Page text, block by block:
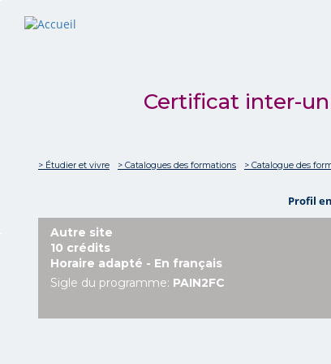
Certificat inter-
> Étudier et vivre > Catalogues des formations > Catalogue des
Profil
Autre site
10 crédits
Horaire adapté - En français
Sigle du programme: PAIN2FC